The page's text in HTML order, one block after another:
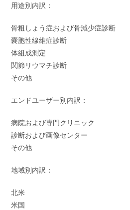
用途別内訳：
骨粗しょう症および骨減少症診断
嚢胞性線維症診断
体組成測定
関節リウマチ診断
その他
エンドユーザー別内訳：
病院および専門クリニック
診断および画像センター
その他
地域別内訳：
北米
米国